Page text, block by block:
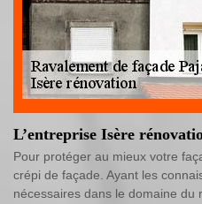
L’entreprise Isère
Pour protéger au mieux votre
crépi de façade. Ayant les
nécessaires dans le domaine du